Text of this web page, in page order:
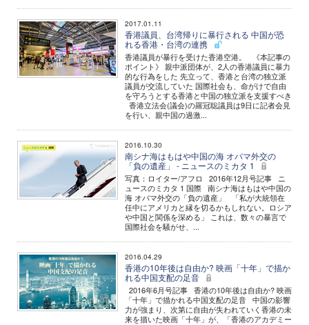
2017.01.11
香港議員、台湾帰りに暴行される 中国が恐
れる香港・台湾の連携
香港議員が暴行を受けた香港空港。 《本記事の
ポイント》 親中派団体が、2人の香港議員に暴力
的な行為をした 先立って、香港と台湾の独立派
議員が交流していた 国際社会も、命がけで自由
を守ろうとする香港と中国の独立派を支援すべき
香港立法会(議会)の羅冠聡議員は9日に記者会見
を行い、親中国の過激...
2016.10.30
南シナ海はもはや中国の海 オバマ外交の
「負の遺産」 - ニュースのミカタ 1
写真：ロイター/アフロ 2016年12月号記事 ニ
ュースのミカタ 1 国際 南シナ海はもはや中国の
海 オバマ外交の「負の遺産」 「私が大統領在
任中にアメリカと縁を切るかもしれない。ロシア
や中国と関係を深める」 これは、数々の暴言で
国際社会を騒がせ、...
2016.04.29
香港の10年後は自由か? 映画「十年」で描か
れる中国支配の足音
2016年6月号記事 香港の10年後は自由か? 映画
「十年」で描かれる中国支配の足音 中国の影響
力が強まり、次第に自由が失われていく香港の未
来を描いた映画「十年」が、「香港のアカデミー